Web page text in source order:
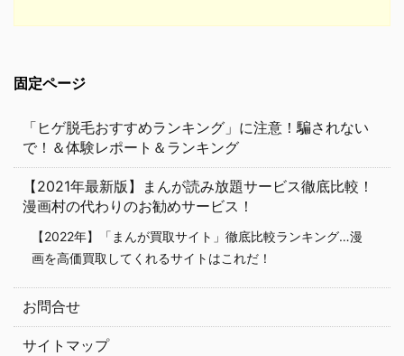
固定ページ
「ヒゲ脱毛おすすめランキング」に注意！騙されない
で！＆体験レポート＆ランキング
【2021年最新版】まんが読み放題サービス徹底比較！
漫画村の代わりのお勧めサービス！
【2022年】「まんが買取サイト」徹底比較ランキング…漫
画を高価買取してくれるサイトはこれだ！
お問合せ
サイトマップ